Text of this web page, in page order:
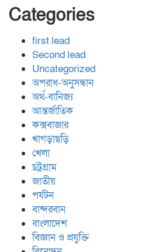
Categories
first lead
Second lead
Uncategorized
অপরাধ-অনুসন্ধান
অর্থ-বানিজ্য
আন্তর্জাতিক
কক্সবাজার
খাগড়াছড়ি
খেলা
চট্রগ্রাম
জাতীয়
পর্যটন
বান্দরবান
বাংলাদেশ
বিজ্ঞান ও প্রযুক্তি